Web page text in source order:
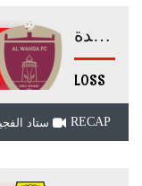
الوحدة
LOSS
ستاد RECAP